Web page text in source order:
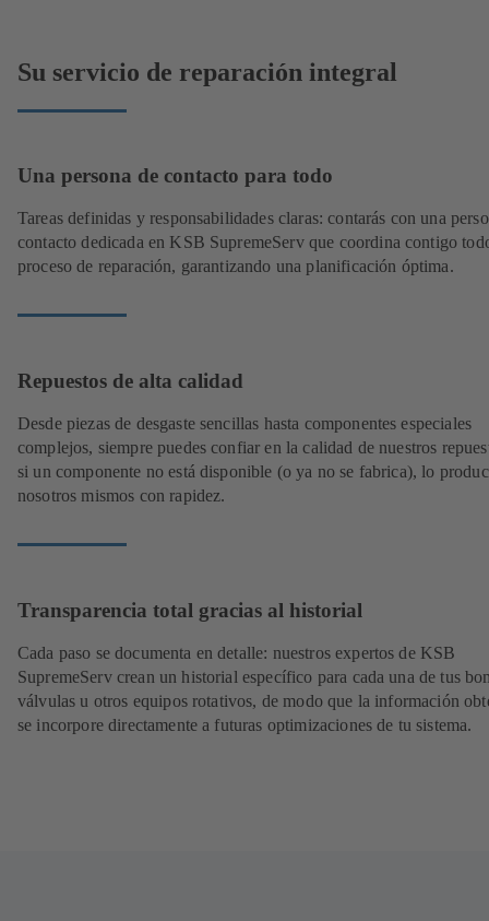
Su servicio de reparación integral
Una persona de contacto para todo
Tareas definidas y responsabilidades claras: contarás con una
contacto dedicada en KSB SupremeServ que coordina contigo
proceso de reparación, garantizando una planificación óptima.
Repuestos de alta calidad
Desde piezas de desgaste sencillas hasta componentes especiales
complejos, siempre puedes confiar en la calidad de nuestros
si un componente no está disponible (o ya no se fabrica), lo
nosotros mismos con rapidez.
Transparencia total gracias al historial
Cada paso se documenta en detalle: nuestros expertos de KSB
SupremeServ crean un historial específico para cada una de tus
válvulas u otros equipos rotativos, de modo que la información
se incorpore directamente a futuras optimizaciones de tu sistema.